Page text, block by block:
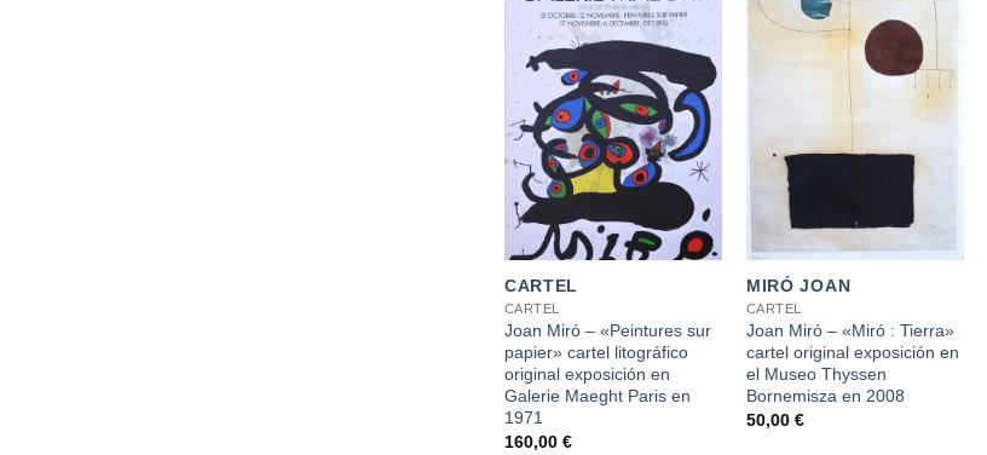
CARTEL
CARTEL
Joan Miró – «Peintures sur
papier» cartel litográfico
original exposición en
Galerie Maeght Paris en
1971
160,00 €
MIRÓ JOAN
CARTEL
Joan Miró – «Miró : Tierra»
cartel original exposición en
el Museo Thyssen
Bornemisza en 2008
50,00 €